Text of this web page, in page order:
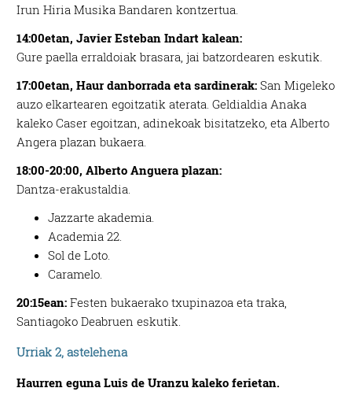
Irun Hiria Musika Bandaren kontzertua.
14:00etan, Javier Esteban Indart kalean:
Gure paella erraldoiak brasara, jai batzordearen eskutik.
17:00etan, Haur danborrada eta sardinerak:San Migeleko
auzo elkartearen egoitzatik aterata. Geldialdia Anaka
kaleko Caser egoitzan, adinekoak bisitatzeko, eta Alberto
Angera plazan bukaera.
18:00-20:00, Alberto Anguera plazan:
Dantza-erakustaldia.
Jazzarte akademia.
Academia 22.
Sol de Loto.
Caramelo.
20:15ean:Festen bukaerako txupinazoa eta traka,
Santiagoko Deabruen eskutik.
Urriak 2, astelehena
Haurren eguna Luis de Uranzu kaleko ferietan.